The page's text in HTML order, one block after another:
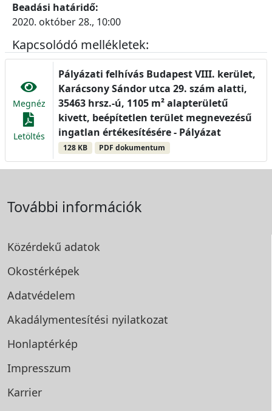
Beadási határidő:
2020. október 28., 10:00
Kapcsolódó mellékletek:
Megnéz
Letöltés
Pályázati felhívás Budapest VIII. kerület,
Karácsony Sándor utca 29. szám alatti,
35463 hrsz.-ú, 1105 m² alapterületű
kivett, beépítetlen terület megnevezésű
ingatlan értékesítésére - Pályázat
128 KB PDF dokumentum
További információk
Közérdekű adatok
Okostérképek
Adatvédelem
Akadálymentesítési nyilatkozat
Honlaptérkép
Impresszum
Karrier